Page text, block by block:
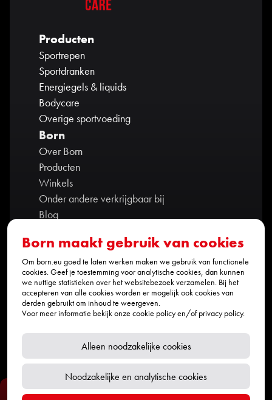
Born maakt gebruik van cookies
Om born.eu goed te laten werken maken we gebruik van functionele
cookies. Geef je toestemming voor analytische cookies, dan kunnen
we nuttige statistieken over het websitebezoek verzamelen. Bij het
accepteren van alle cookies worden er mogelijk ook cookies van
derden gebruikt om inhoud te weergeven.
Voor meer informatie bekijk onze cookie policyen/ofprivacy policy.
Alleen noodzakelijke cookies
Noodzakelijke en analytische cookies
Filteren
Producten
Sportrepen
Sportdranken
Energiegels & liquids
Bodycare
Overige sportvoeding
Born
Over Born
Producten
Winkels
Onder andere verkrijgbaar bij
Blog
Ambassadors
Partners
Cookie policy
Privacy policy
Contact
+31 (0)464 235 169
Social media